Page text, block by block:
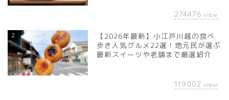
274476 view
2
【2026年最新】小江戸川越の食べ
歩き人気グルメ22選！地元民が選ぶ
最新スイーツや老舗まで厳選紹介
119002 view